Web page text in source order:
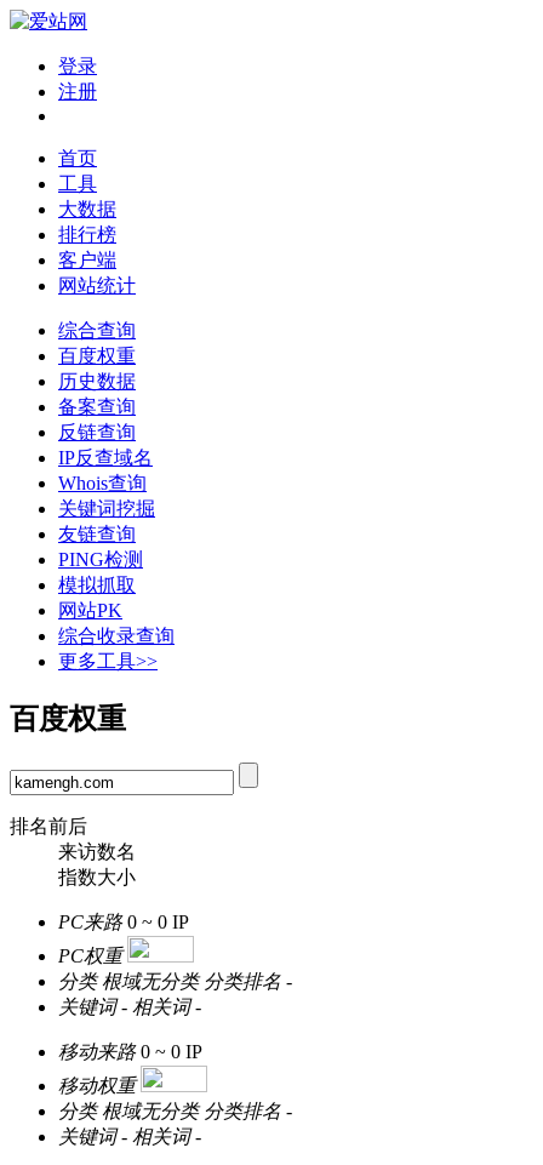
登录
注册
首页
工具
大数据
排行榜
客户端
网站统计
综合查询
百度权重
历史数据
备案查询
反链查询
IP反查域名
Whois查询
关键词挖掘
友链查询
PING检测
模拟抓取
网站PK
综合收录查询
更多工具>>
百度权重
排名前后
来访数名
指数大小
PC来路 0 ~ 0 IP
PC权重
分类 根域无分类 分类排名 -
关键词 - 相关词 -
移动来路 0 ~ 0 IP
移动权重
分类 根域无分类 分类排名 -
关键词 - 相关词 -